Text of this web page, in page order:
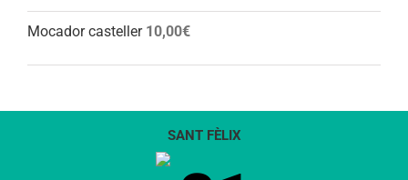
Mocador casteller 10,00€
SANT FÈLIX